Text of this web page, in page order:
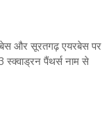
और सूरतगढ़ एयरबेस पर
पैंथर्स नाम से